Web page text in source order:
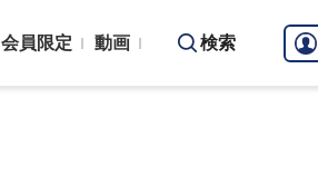
会員限定 動画 検索